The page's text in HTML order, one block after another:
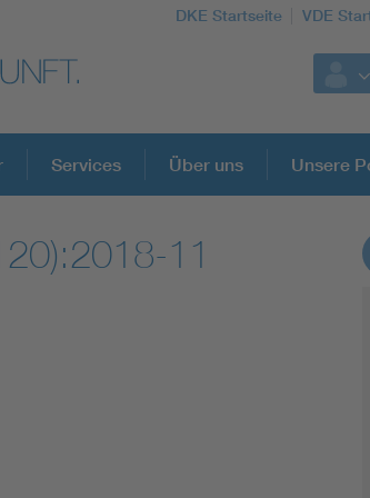
DKE Startseite VDE
im Kontext der
Services Über uns Unsere
11